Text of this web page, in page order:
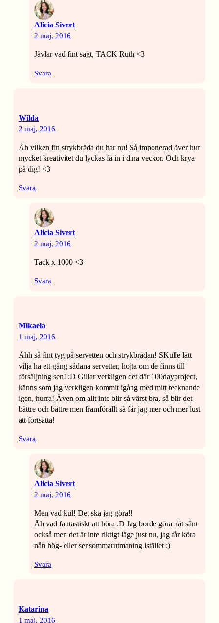
Alicia Sivert
2 maj, 2016
Jävlar vad fint sagt, TACK Ruth <3
Svara
Wilda
2 maj, 2016
Åh vilken fin strykbräda du har nu! Så imponerad över hur
mycket kreativitet du lyckas få in i dina veckor. Och krya
på dig! <3
Svara
Alicia Sivert
2 maj, 2016
Tack x 1000 <3
Svara
Mikaela
1 maj, 2016
Åhh så fint tyg på servetten och strykbrädan! SKulle lätt
vilja ha ett gäng sådana servetter, hojta om de finns till
försäljning sen! :D Gillar verkligen det där 100dayproject,
känns som jag verkligen kommit igång med mitt tecknande
igen, hurra! Även om allt inte blir så värst bra, så blir det
bättre och bättre men framförallt så får jag mer och mer lust
att fortsätta!
Svara
Alicia Sivert
2 maj, 2016
Men vad kul! Det ska jag göra!!
Åh vad fantastiskt att höra :D Jag borde göra nåt sånt
också men det är inte riktigt läge just nu, jag får köra
nån hög- eller sensommarutmaning istället :)
Svara
Katarina
1 maj, 2016